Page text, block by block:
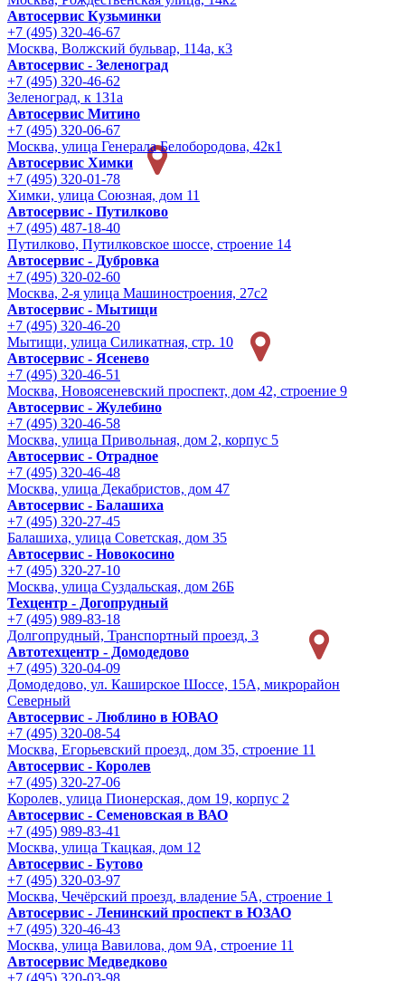
Автосервис Кузьминки
+7 (495) 320-46-67
Москва, Волжский бульвар, 114а, к3
Автосервис - Зеленоград
+7 (495) 320-46-62
Зеленоград, к 131а
Автосервис Митино
+7 (495) 320-06-67
Москва, улица Генерала Белобородова, 42к1
Автосервис Химки
+7 (495) 320-01-78
Химки, улица Союзная, дом 11
Автосервис - Путилково
+7 (495) 487-18-40
Путилково, Путилковское шоссе, строение 14
Автосервис - Дубровка
+7 (495) 320-02-60
Москва, 2-я улица Машиностроения, 27с2
Автосервис - Мытищи
+7 (495) 320-46-20
Мытищи, улица Силикатная, стр. 10
Автосервис - Ясенево
+7 (495) 320-46-51
Москва, Новоясеневский проспект, дом 42, строение 9
Автосервис - Жулебино
+7 (495) 320-46-58
Москва, улица Привольная, дом 2, корпус 5
Автосервис - Отрадное
+7 (495) 320-46-48
Москва, улица Декабристов, дом 47
Автосервис - Балашиха
+7 (495) 320-27-45
Балашиха, улица Советская, дом 35
Автосервис - Новокосино
+7 (495) 320-27-10
Москва, улица Суздальская, дом 26Б
Техцентр - Догопрудный
+7 (495) 989-83-18
Долгопрудный, Транспортный проезд, 3
Автотехцентр - Домодедово
+7 (495) 320-04-09
Домодедово, ул. Каширское Шоссе, 15А, микрорайон
Северный
Автосервис - Люблино в ЮВАО
+7 (495) 320-08-54
Москва, Егорьевский проезд, дом 35, строение 11
Автосервис - Королев
+7 (495) 320-27-06
Королев, улица Пионерская, дом 19, корпус 2
Автосервис - Семеновская в ВАО
+7 (495) 989-83-41
Москва, улица Ткацкая, дом 12
Автосервис - Бутово
+7 (495) 320-03-97
Москва, Чечёрский проезд, владение 5А, строение 1
Автосервис - Ленинский проспект в ЮЗАО
+7 (495) 320-46-43
Москва, улица Вавилова, дом 9A, строение 11
Автосервис Медведково
+7 (495) 320-03-98